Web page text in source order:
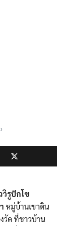
วิรูปักโข
หมู่บ้านเขาดิน
วัด ที่ชาวบ้าน